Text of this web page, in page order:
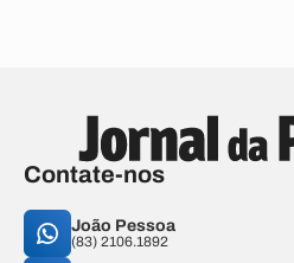
Contate-nos
João Pessoa
(83) 2106.1892